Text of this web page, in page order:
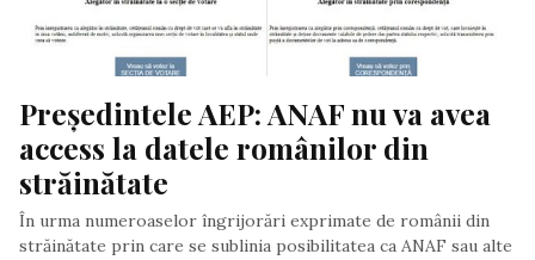
Președintele AEP: ANAF nu va avea
access la datele românilor din
străinătate
În urma numeroaselor îngrijorări exprimate de românii din
străinătate prin care se sublinia posibilitatea ca ANAF sau alte